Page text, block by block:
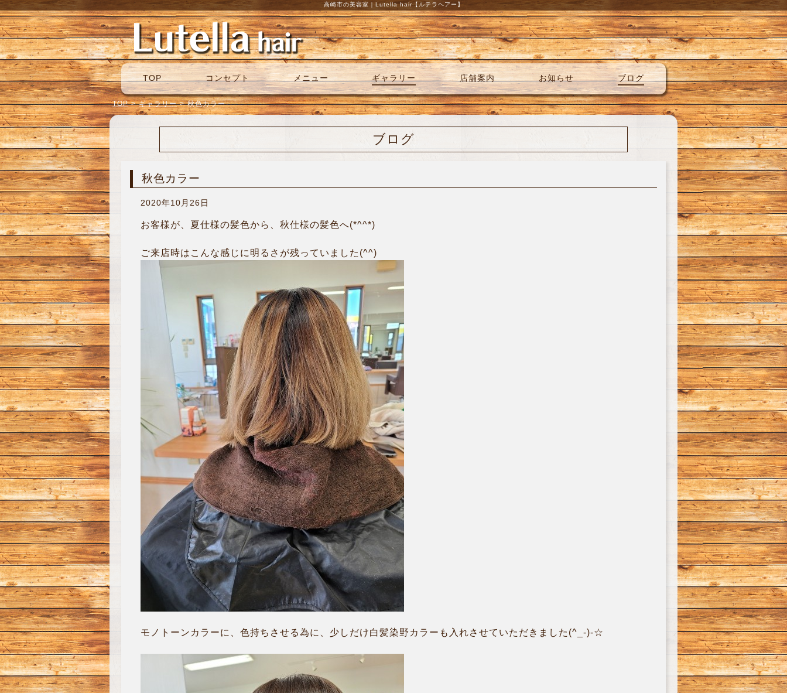
高崎市の美容室｜Lutella hair【ルテラヘアー】
TOP コンセプト メニュー ギャラリー 店舗案内 お知らせ ブログ
TOP > ギャラリー > 秋色カラー
ブログ
秋色カラー
2020年10月26日
お客様が、夏仕様の髪色から、秋仕様の髪色へ(*^^*)
ご来店時はこんな感じに明るさが残っていました(^^)
モノトーンカラーに、色持ちさせる為に、少しだけ白髪染野カラーも入れさせていただきました(^_-)-☆